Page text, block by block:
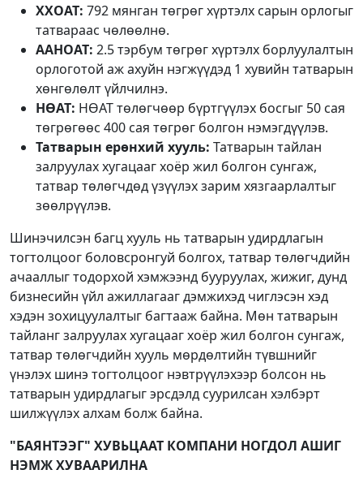
ХХОАТ: 792 мянган төгрөг хүртэлх сарын орлогыг
татвараас чөлөөлнө.
ААНОАТ: 2.5 тэрбум төгрөг хүртэлх борлуулалтын
орлоготой аж ахуйн нэгжүүдэд 1 хувийн татварын
хөнгөлөлт үйлчилнэ.
НӨАТ: НӨАТ төлөгчөөр бүртгүүлэх босгыг 50 сая
төгрөгөөс 400 сая төгрөг болгон нэмэгдүүлэв.
Татварын ерөнхий хууль: Татварын тайлан
залруулах хугацааг хоёр жил болгон сунгаж,
татвар төлөгчдөд үзүүлэх зарим хязгаарлалтыг
зөөлрүүлэв.
Шинэчилсэн багц хууль нь татварын удирдлагын
тогтолцоог боловсронгуй болгох, татвар төлөгчдийн
ачааллыг тодорхой хэмжээнд бууруулах, жижиг, дунд
бизнесийн үйл ажиллагааг дэмжихэд чиглэсэн хэд
хэдэн зохицуулалтыг багтааж байна. Мөн татварын
тайланг залруулах хугацааг хоёр жил болгон сунгаж,
татвар төлөгчдийн хууль мөрдөлтийн түвшнийг
үнэлэх шинэ тогтолцоог нэвтрүүлэхээр болсон нь
татварын удирдлагыг эрсдэлд суурилсан хэлбэрт
шилжүүлэх алхам болж байна.
"БАЯНТЭЭГ" ХУВЬЦААТ КОМПАНИ НОГДОЛ АШИГ
НЭМЖ ХУВААРИЛНА